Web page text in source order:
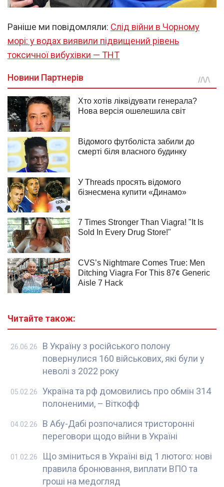
Раніше ми повідомляли: Слід війни в Чорному
морі: у водах виявили підвищений рівень
токсичної вибухівки — ТНТ
Читайте також:
В Україну з російського полону
повернулися 160 військових, які були у
неволі з 2022 року
26.06.26
Україна та рф домовились про обмін 314
полоненими, – Віткофф
05.02.26
В Абу-Дабі розпочалися тристоронні
переговори щодо війни в Україні
04.02.26
Що зміниться в Україні від 1 лютого: нові
правила бронювання, виплати ВПО та
гроші на медогляд
01.02.26